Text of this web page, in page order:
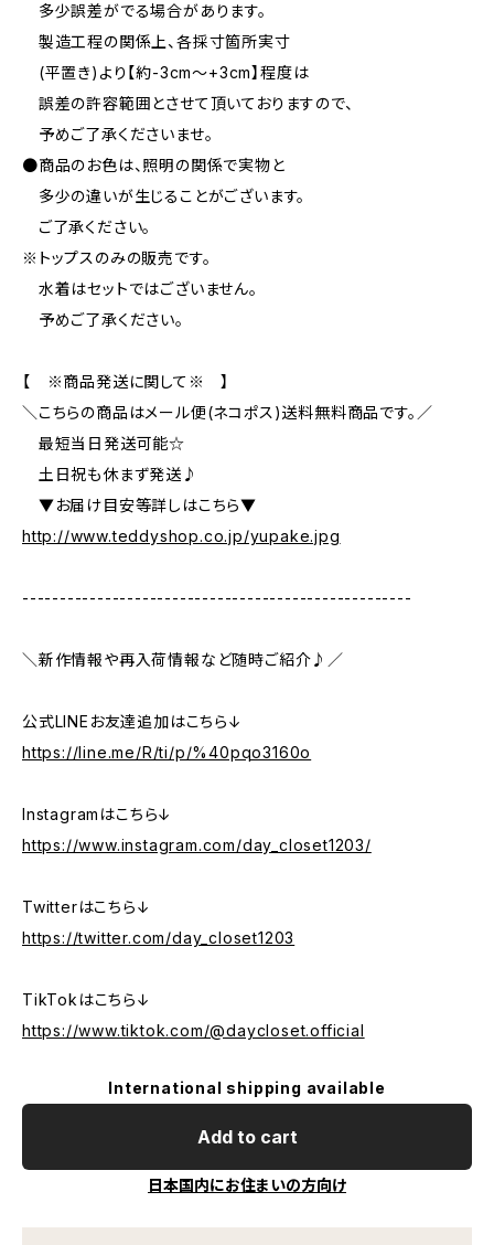
多少誤差がでる場合があります。
製造工程の関係上、各採寸箇所実寸
(平置き)より【約-3cm〜+3cm】程度は
誤差の許容範囲とさせて頂いておりますので、
予めご了承くださいませ。
●商品のお色は、照明の関係で実物と
多少の違いが生じることがございます。
ご了承ください。
※トップスのみの販売です。
水着はセットではございません。
予めご了承ください。
【 ※商品発送に関して※ 】
＼こちらの商品はメール便(ネコポス)送料無料商品です。／
最短当日発送可能☆
土日祝も休まず発送♪
▼お届け目安等詳しはこちら▼
http://www.teddyshop.co.jp/yupake.jpg
----------------------------------------------------
＼新作情報や再入荷情報など随時ご紹介♪／
公式LINEお友達追加はこちら↓
https://line.me/R/ti/p/%40pqo3160o
Instagramはこちら↓
https://www.instagram.com/day_closet1203/
Twitterはこちら↓
https://twitter.com/day_closet1203
TikTokはこちら↓
https://www.tiktok.com/@daycloset.official
International shipping available
Add to cart
日本国内にお住まいの方向け